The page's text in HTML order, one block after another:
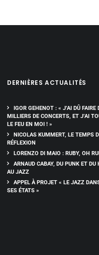
DERNIÈRES ACTUALITÉS
IGOR GEHENOT : « J’AI DÛ FAIRE
MILLIERS DE CONCERTS, ET J’AI
LE FEU EN MOI ! »
NICOLAS KUMMERT, LE TEMPS
RÉFLEXION
LORENZO DI MAIO : RUBY, OH
ARNAUD CABAY, DU PUNK ET DU
AU JAZZ
APPEL À PROJET « LE JAZZ
SES ÉTATS »